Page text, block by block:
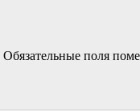
Обязательные поля